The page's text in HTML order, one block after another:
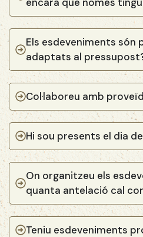
Els esdeveniments són
adaptats al
Col·laboreu amb
Hi sou presents el dia
On organitzeu els
quanta antelació cal
Teniu esdeveniments